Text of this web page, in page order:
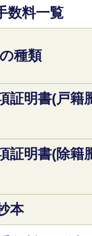
数料一覧
種類
証明書(戸籍
証明書(除籍
本